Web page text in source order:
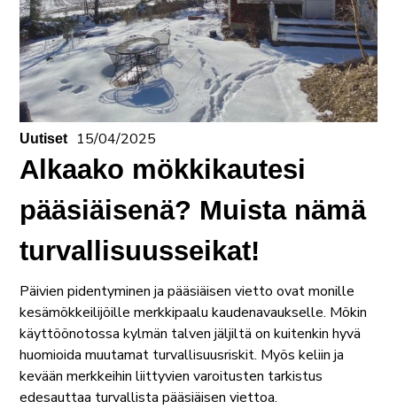
Uutiset 15/04/2025
Alkaako mökkikautesi
pääsiäisenä? Muista nämä
turvallisuusseikat!
Päivien pidentyminen ja pääsiäisen vietto ovat monille
kesämökkeilijöille merkkipaalu kaudenavaukselle. Mökin
käyttöönotossa kylmän talven jäljiltä on kuitenkin hyvä
huomioida muutamat turvallisuusriskit. Myös keliin ja
kevään merkkeihin liittyvien varoitusten tarkistus
edesauttaa turvallista pääsiäisen viettoa.